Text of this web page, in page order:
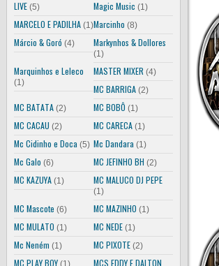
LIVE (5) Magic Music (1)
MARCELO E PADILHA (1)Marcinho (8)
Márcio & Goró (4) Markynhos & Dollores
(1)
Marquinhos e Leleco
(1)
MASTER MIXER (4)
MC BARRIGA (2)
MC BATATA (2) MC BOBÔ (1)
MC CACAU (2) MC CARECA (1)
Mc Cidinho e Doca (5) Mc Dandara (1)
Mc Galo (6) MC JEFINHO BH (2)
MC KAZUYA (1) MC MALUCO DJ PEPE
(1)
MC Mascote (6) MC MAZINHO (1)
MC MULATO (1) MC NEDE (1)
Mc Neném (1) MC PIXOTE (2)
MC PLAY BOY (1) MCS EDDY E DALTON